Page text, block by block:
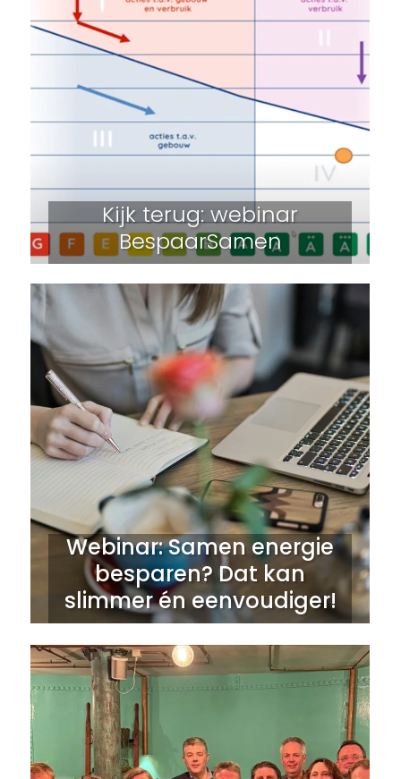
Kijk terug: webinar
BespaarSamen
Webinar: Samen energie
besparen? Dat kan
slimmer én eenvoudiger!